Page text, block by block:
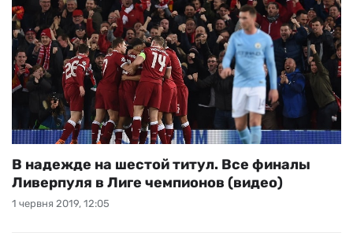
1 червня 2019, 12:05
В надежде на шестой титул. Все финалы
Ливерпуля в Лиге чемпионов (видео)